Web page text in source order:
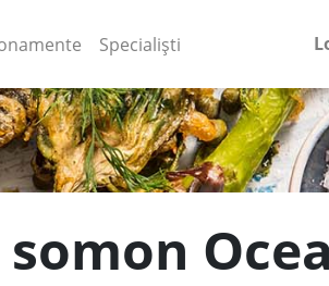
Specialiști